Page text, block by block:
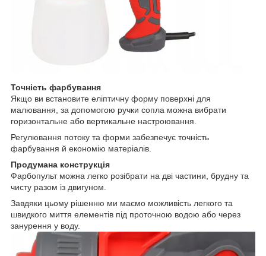
Точність фарбування
Якщо ви встановите еліптичну форму поверхні для
малювання, за допомогою ручки сопла можна вибрати
горизонтальне або вертикальне настроювання.
Регулювання потоку та форми забезпечує точність
фарбування й економію матеріалів.
Продумана конструкція
Фарбопульт можна легко розібрати на дві частини, брудну та
чисту разом із двигуном.
Завдяки цьому рішенню ми маємо можливість легкого та
швидкого миття елементів під проточною водою або через
занурення у воду.